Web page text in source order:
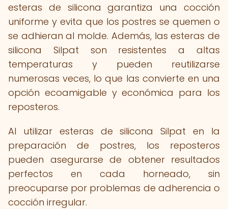
esteras de silicona garantiza una cocción
uniforme y evita que los postres se quemen o
se adhieran al molde. Además, las esteras de
silicona Silpat son resistentes a altas
temperaturas y pueden reutilizarse
numerosas veces, lo que las convierte en una
opción ecoamigable y económica para los
reposteros.
Al utilizar esteras de silicona Silpat en la
preparación de postres, los reposteros
pueden asegurarse de obtener resultados
perfectos en cada horneado, sin
preocuparse por problemas de adherencia o
cocción irregular.